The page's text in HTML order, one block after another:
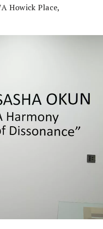
Howick Place,